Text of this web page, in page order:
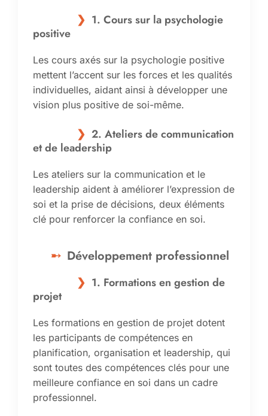
1. Cours sur la psychologie
positive
Les cours axés sur la psychologie positive
mettent l’accent sur les forces et les qualités
individuelles, aidant ainsi à développer une
vision plus positive de soi-même.
2. Ateliers de communication
et de leadership
Les ateliers sur la communication et le
leadership aident à améliorer l’expression de
soi et la prise de décisions, deux éléments
clé pour renforcer la confiance en soi.
Développement professionnel
1. Formations en gestion de
projet
Les formations en gestion de projet dotent
les participants de compétences en
planification, organisation et leadership, qui
sont toutes des compétences clés pour une
meilleure confiance en soi dans un cadre
professionnel.